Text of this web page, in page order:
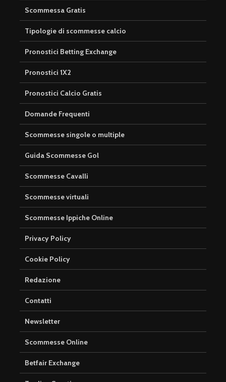
Scommessa Gratis
Tipologie di scommesse calcio
Pronostici Betting Exchange
Pronostici 1X2
Pronostici Calcio Gratis
Domande Frequenti
Scommesse singole o multiple
Guida Scommesse Gol
Scommesse Cavalli
Scommesse virtuali
Scommesse Ippiche Online
Privacy Policy
Cookie Policy
Redazione
Contatti
Newsletter
Scommesse Online
Betfair Exchange